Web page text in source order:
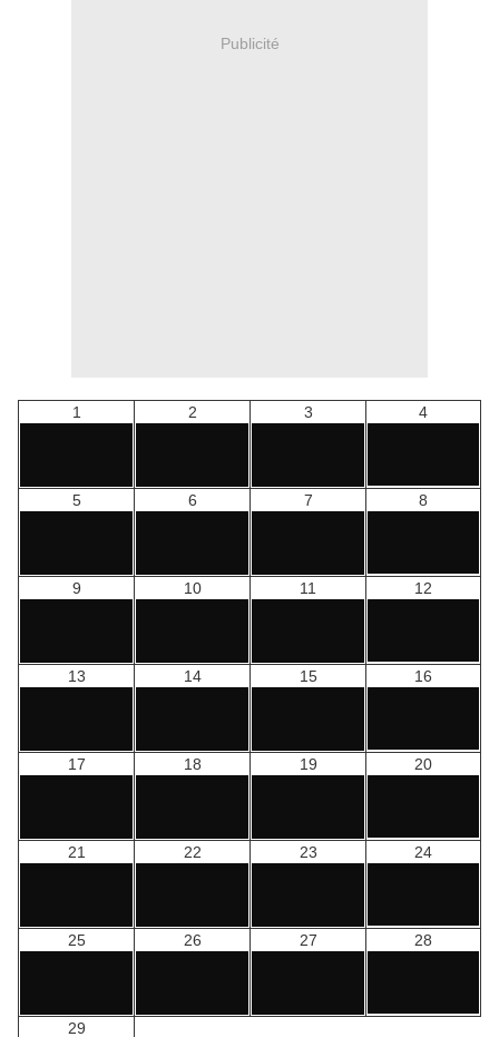
Publicité
1 2 3 4
5 6 7 8
9 10 11 12
13 14 15 16
17 18 19 20
21 22 23 24
25 26 27 28
29